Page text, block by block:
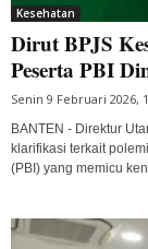
Kesehatan
Dirut BPJS
Peserta PBI
Senin 9 Februari 2026,
BANTEN - Direktur
klarifikasi terkait
(PBI) yang memicu